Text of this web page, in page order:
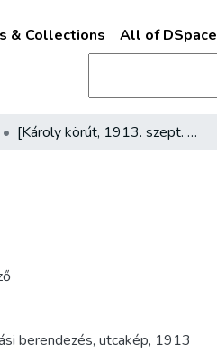
& Collections All of DSpace
[Károly körút, 1913. szept. 10. ]
berendezés, utcakép, 1913